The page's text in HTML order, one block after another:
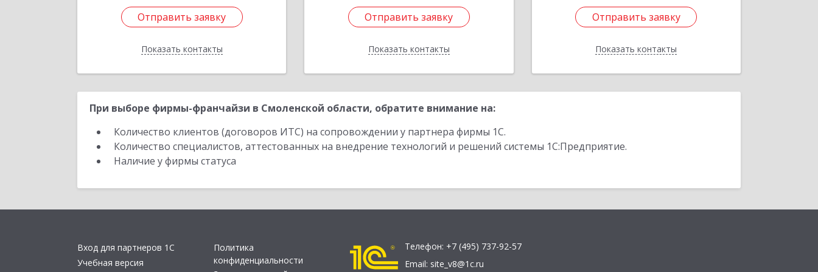
Отправить заявку
Показать контакты
Отправить заявку
Назад
Отправить заявку
Показать контакты
Отправить заявку
Назад
Отправить заявку
Показать контакты
Отправить заявку
Назад
При выборе фирмы-франчайзи в Смоленской области, обратите внимание на:
Количество клиентов (договоров ИТС) на сопровождении у партнера фирмы 1С.
Количество специалистов, аттестованных на внедрение технологий и решений системы 1С:Предприятие.
Наличие у фирмы статуса
Вход для партнеров 1С
Учебная версия
Политика
конфиденциальности
Телефон: +7 (495) 737-92-57
Email: site_v8@1c.ru